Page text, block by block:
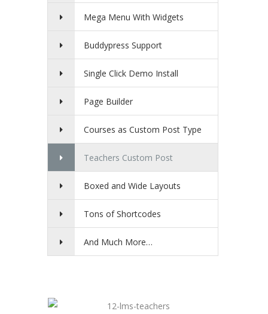
Mega Menu With Widgets
Buddypress Support
Single Click Demo Install
Page Builder
Courses as Custom Post Type
Teachers Custom Post
Boxed and Wide Layouts
Tons of Shortcodes
And Much More…